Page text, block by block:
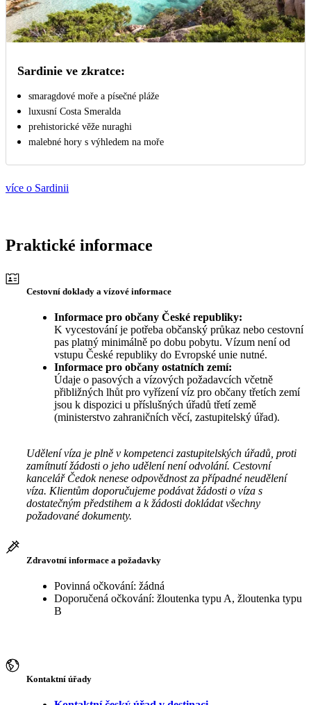
Sardinie ve zkratce:
smaragdové moře a písečné pláže
luxusní Costa Smeralda
prehistorické věže nuraghi
malebné hory s výhledem na moře
více o Sardinii
Praktické informace
Cestovní doklady a vízové informace
Informace pro občany České republiky:
K vycestování je potřeba občanský průkaz nebo cestovní
pas platný minimálně po dobu pobytu. Vízum není od
vstupu České republiky do Evropské unie nutné.
Informace pro občany ostatních zemí:
Údaje o pasových a vízových požadavcích včetně
přibližných lhůt pro vyřízení víz pro občany třetích zemí
jsou k dispozici u příslušných úřadů třetí země
(ministerstvo zahraničních věcí, zastupitelský úřad).
Udělení víza je plně v kompetenci zastupitelských úřadů, proti
zamítnutí žádosti o jeho udělení není odvolání. Cestovní
kancelář Čedok nenese odpovědnost za případné neudělení
víza. Klientům doporučujeme podávat žádosti o víza s
dostatečným předstihem a k žádosti dokládat všechny
požadované dokumenty.
Zdravotní informace a požadavky
Povinná očkování: žádná
Doporučená očkování: žloutenka typu A, žloutenka typu
B
Kontaktní úřady